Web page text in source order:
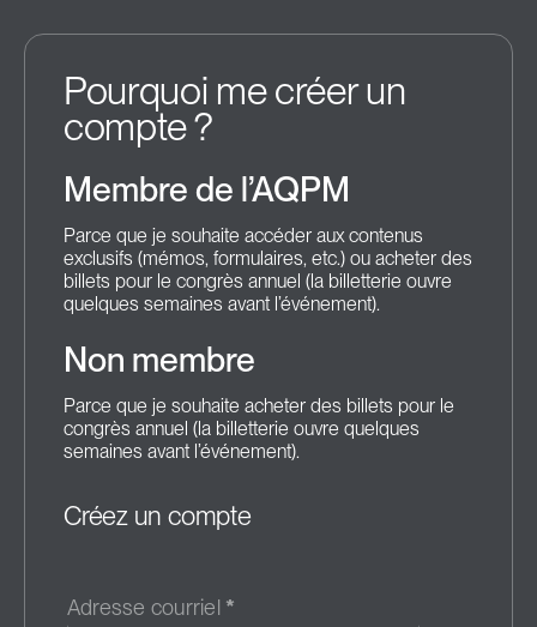
Pourquoi me créer un
compte ?
Membre de l’AQPM
Parce que je souhaite accéder aux contenus
exclusifs (mémos, formulaires, etc.) ou acheter des
billets pour le congrès annuel (la billetterie ouvre
quelques semaines avant l’événement).
Non membre
Parce que je souhaite acheter des billets pour le
congrès annuel (la billetterie ouvre quelques
semaines avant l’événement).
Créez un compte
Adresse courriel *